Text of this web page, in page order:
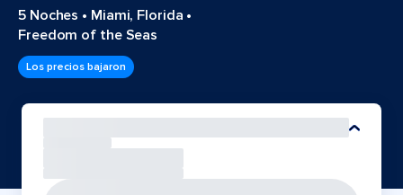
5 Noches • Miami, Florida •
Freedom of the Seas
Los precios bajaron